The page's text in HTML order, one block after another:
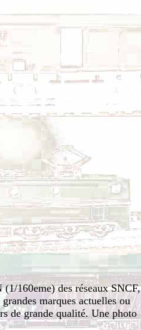
160eme) des réseaux SNCF,
marques actuelles ou
de grande qualité. Une photo